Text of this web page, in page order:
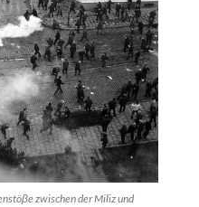
zwischen der Miliz und